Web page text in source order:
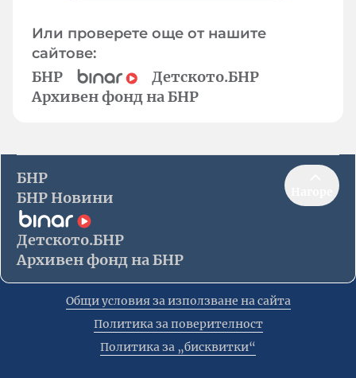
Или проверете още от нашите
сайтове:
БНР
Детското.БНР
Архивен фонд на БНР
БНР
БНР Новини
Детското.БНР
Архивен фонд на БНР
Общи условия за използване на сайта
Политика за поверителност
Политика за „бисквитки“